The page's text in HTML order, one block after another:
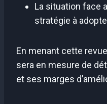
La situation face
stratégie à
En menant cette
sera en mesure de
et ses marges